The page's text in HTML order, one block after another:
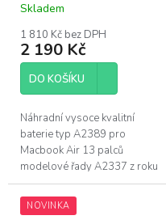
Skladem
1 810 Kč bez DPH
2 190 Kč
DO KOŠÍKU
Náhradní vysoce kvalitní
baterie typ A2389 pro
Macbook Air 13 palců
modelové řady A2337 z roku
2020. Naše baterie mají CE, FC
a RoHS certifikace. Záruka 1
rok na funkčnost, 6...
NOVINKA